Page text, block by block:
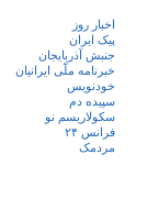
اخبار روز
پيک ايران
جنبش آذربایجان
خبرنامه ملّی ایرانیان
خودنویس
سپیده دم
سکولاریسم نو
فرانس ۲۴
مردمک